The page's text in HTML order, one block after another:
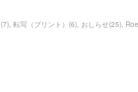
(7) 転写（プリント） (6) おしらせ(25)